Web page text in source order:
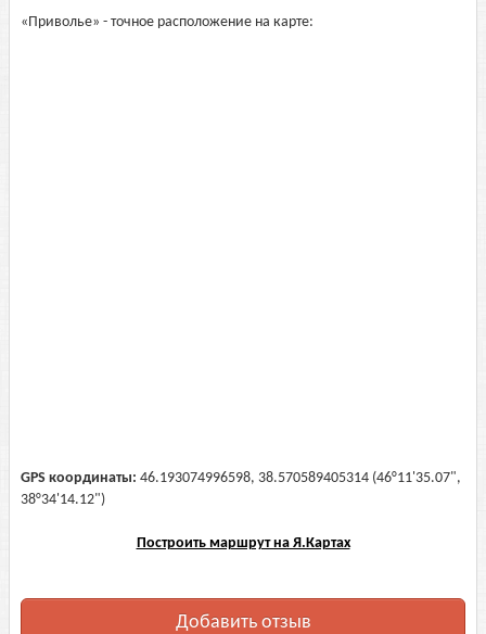
«Приволье» - точное расположение на карте:
GPS координаты: 46.193074996598, 38.570589405314 (46°11'35.07",
38°34'14.12")
Построить маршрут на Я.Картах
Добавить отзыв